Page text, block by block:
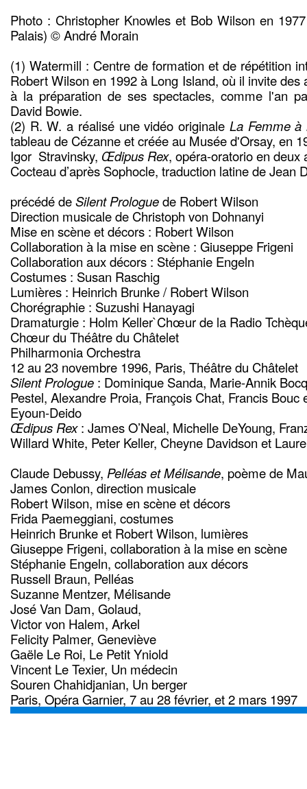
Photo : Christopher Knowles et Bob Wilson en
Palais) © André Morain
(1) Watermill : Centre de formation et de répétition
Robert Wilson en 1992 à Long Island, où il invite
à la préparation de ses spectacles, comme l'an
David Bowie.
(2) R. W. a réalisé une vidéo originale La Femme à
tableau de Cézanne et créée au Musée d'Orsay, en
Igor Stravinsky, Œdipus Rex, opéra-oratorio en deux
Cocteau d’après Sophocle, traduction latine de Jean
précédé deSilent Prologuede Robert Wilson
Direction musicale de Christoph von Dohnanyi
Mise en scène et décors : Robert Wilson
Collaboration à la mise en scène : Giuseppe Frigeni
Collaboration aux décors : Stéphanie Engeln
Costumes : Susan Raschig
Lumières : Heinrich Brunke / Robert Wilson
Chorégraphie : Suzushi Hanayagi
Dramaturgie : Holm Keller`Chœur de la Radio
Chœur du Théâtre du Châtelet
Philharmonia Orchestra
12 au 23 novembre 1996, Paris, Théâtre du Châtelet
Silent Prologue : Dominique Sanda, Marie-Annik
Pestel, Alexandre Proia, François Chat, Francis Bouc
Eyoun-Deido
Œdipus Rex: James O’Neal, Michelle DeYoung,
Willard White, Peter Keller, Cheyne Davidson et
Claude Debussy, Pelléas et Mélisande, poème de
James Conlon, direction musicale
Robert Wilson, mise en scène et décors
Frida Paemeggiani, costumes
Heinrich Brunke et Robert Wilson, lumières
Giuseppe Frigeni, collaboration à la mise en scène
Stéphanie Engeln, collaboration aux décors
Russell Braun, Pelléas
Suzanne Mentzer, Mélisande
José Van Dam, Golaud,
Victor von Halem, Arkel
Felicity Palmer, Geneviève
Gaële Le Roi, Le Petit Yniold
Vincent Le Texier, Un médecin
Souren Chahidjanian, Un berger
Paris, Opéra Garnier, 7 au 28 février, et 2 mars 1997